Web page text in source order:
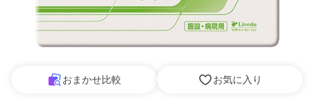
おまかせ比較 お気に入り